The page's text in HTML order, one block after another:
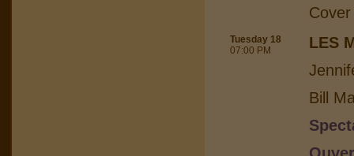
Tuesday 18
07:00 PM
LES
Bill